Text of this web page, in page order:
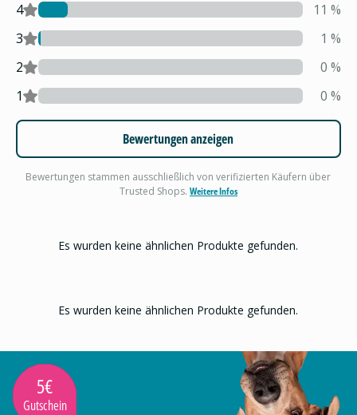
4
11 %
3
1 %
2
0 %
1
0 %
Bewertungen anzeigen
Bewertungen stammen ausschließlich von verifizierten Käufern über
Trusted Shops. Weitere Infos
Es wurden keine ähnlichen Produkte gefunden.
Es wurden keine ähnlichen Produkte gefunden.
5€
Gutschein